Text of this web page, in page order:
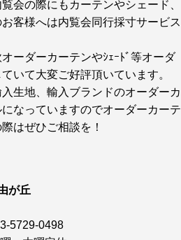
会の際にもカーテンやシェード、
客様へは内覧会同行採寸サービス
ーダーカーテンやｼｪｰﾄﾞ等オーダ
いて大変ご好評頂いています。
生地、輸入ブランドのオーダーカ
なっていますのでオーダーカーテ
はぜひご相談を！
が丘
5729-0498